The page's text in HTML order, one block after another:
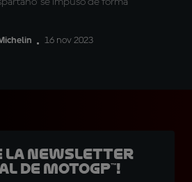
16 nov 2023
la Newsletter
de MotoGP™!